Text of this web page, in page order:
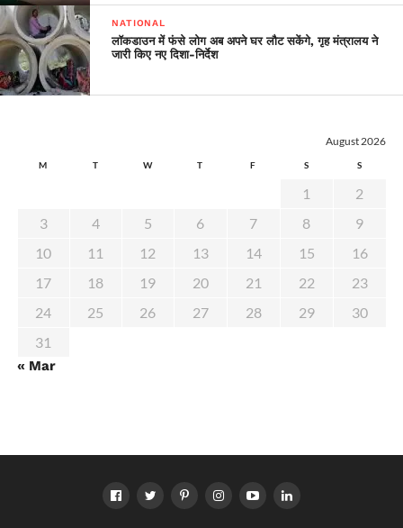
NATIONAL
लॉकडाउन में फंसे लोग अब अपने घर लौट सकेंगे, गृह मंत्रालय ने
जारी किए नए दिशा-निर्देश
August 2026
M T W T F S S
1
2
3
4 5 6 7 8
9
10
11 12 13 14 15
16
17
18 19 20 21 22
23
24
25 26 27 28 29
30
31
« Mar